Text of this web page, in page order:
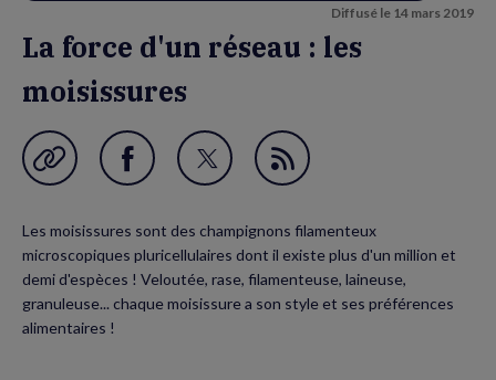
Diffusé le 14 mars 2019
La force d'un réseau : les
moisissures
Garder en favori
Partager
Facebook
(nouvelle
fenêtre)
Partager
Twitter
(nouvelle
fenêtre)
Flux
Les moisissures sont des champignons filamenteux
microscopiques pluricellulaires dont il existe plus d'un million et
demi d'espèces ! Veloutée, rase, filamenteuse, laineuse,
granuleuse... chaque moisissure a son style et ses préférences
alimentaires !